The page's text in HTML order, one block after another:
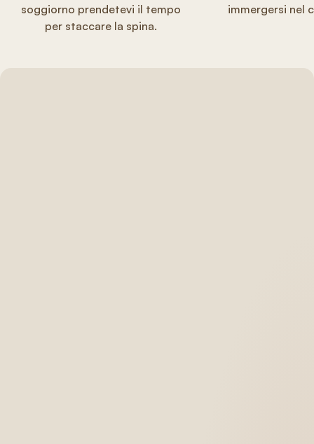
soggiorno prendetevi il tempo
per staccare la spina.
immergersi nel